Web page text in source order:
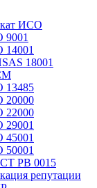
ИСО
9001
14001
18001
13485
20000
22000
29001
45001
50001
РВ 0015
репутации